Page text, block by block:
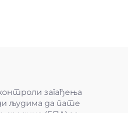
загађења
људима да пате